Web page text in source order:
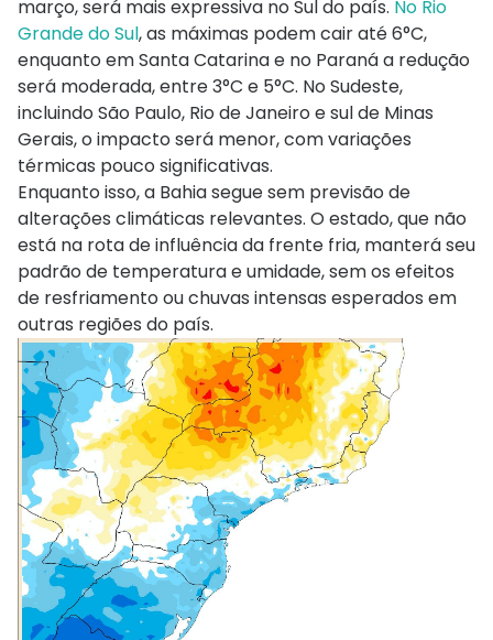
março, será mais expressiva no Sul do país. No Rio
Grande do Sul, as máximas podem cair até 6°C,
enquanto em Santa Catarina e no Paraná a redução
será moderada, entre 3°C e 5°C. No Sudeste,
incluindo São Paulo, Rio de Janeiro e sul de Minas
Gerais, o impacto será menor, com variações
térmicas pouco significativas.
Enquanto isso, a Bahia segue sem previsão de
alterações climáticas relevantes. O estado, que não
está na rota de influência da frente fria, manterá seu
padrão de temperatura e umidade, sem os efeitos
de resfriamento ou chuvas intensas esperados em
outras regiões do país.